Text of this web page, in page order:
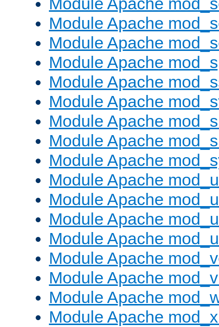
Module Apache
Module Apache
Module Apache
Module Apache
Module Apache
Module Apache
Module Apache
Module Apache
Module Apache
Module Apache
Module Apache
Module Apache
Module Apache
Module Apache
Module Apache
Module Apache